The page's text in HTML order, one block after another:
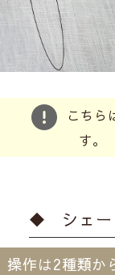
こちら
す
◆ シェー
操作は2種類か